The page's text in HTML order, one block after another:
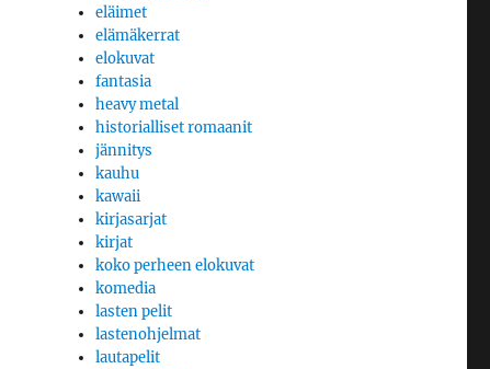
eläimet
elämäkerrat
elokuvat
fantasia
heavy metal
historialliset romaanit
jännitys
kauhu
kawaii
kirjasarjat
kirjat
koko perheen elokuvat
komedia
lasten pelit
lastenohjelmat
lautapelit